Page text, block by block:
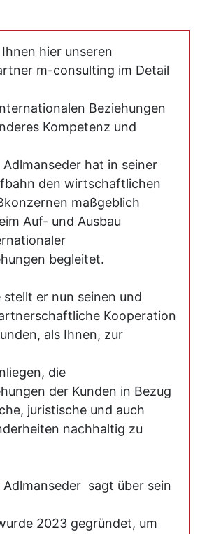
hier unseren
m-consulting im Detail
Beziehungen
Kompetenz und
hat in seiner
den wirtschaftlichen
maßgeblich
Auf- und Ausbau
begleitet.
stellt er nun seinen und
Kooperation
als Ihnen, zur
die
der Kunden in Bezug
juristische und auch
nachhaltig zu
Adlmanseder sagt über sein
2023 gegründet, um